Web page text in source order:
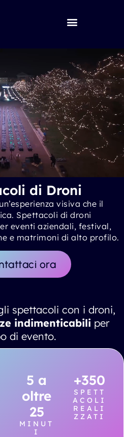
di Droni
visiva che il
Spettacoli di droni
eventi aziendali, festival,
e matrimoni di alto profilo.
ora
spettacoli con i droni,
indimenticabili per
di evento.
5 a
oltre
25
MINUT
I
+350
SPETT
ACOLI
REALI
ZZATI